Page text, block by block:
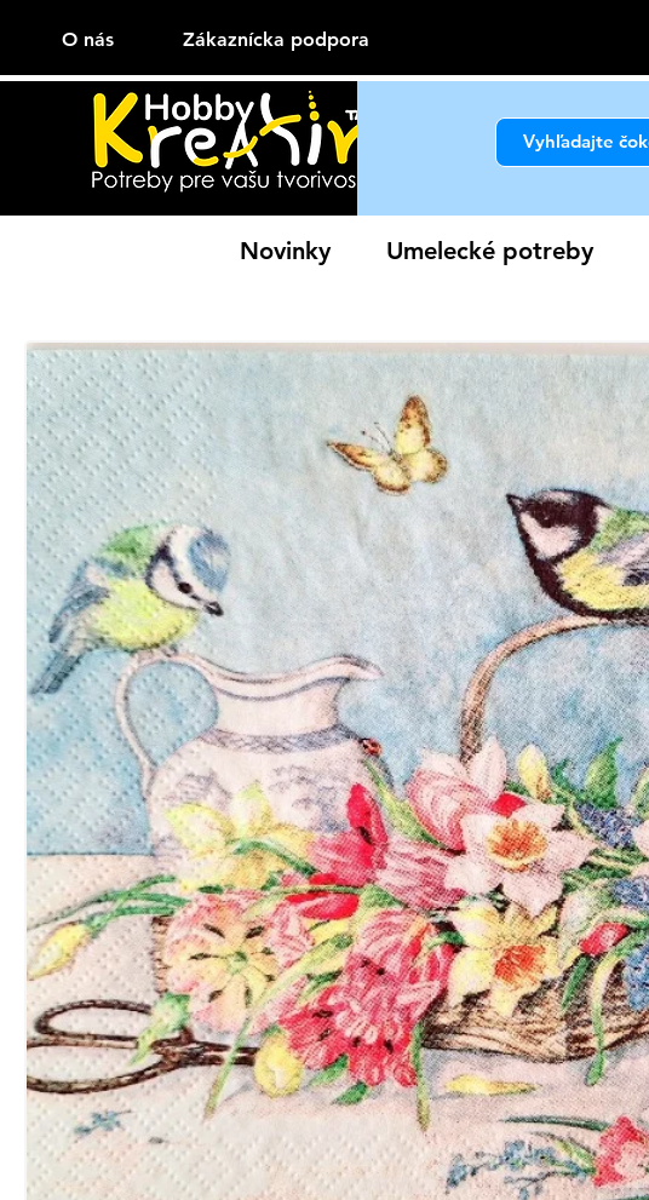
O nás Zákaznícka podpora
Novinky Umelecké potreby